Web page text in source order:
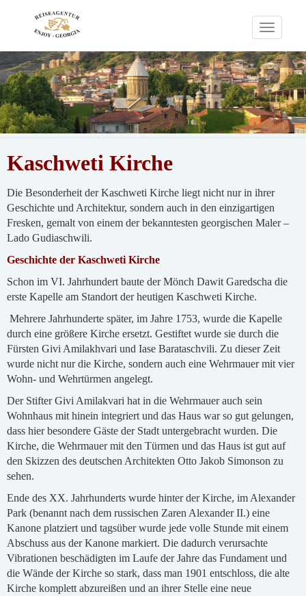
Toggle
Kaschweti Kirche
Die Besonderheit der Kaschweti Kirche liegt nicht nur in ihrer
Geschichte und Architektur, sondern auch in den einzigartigen
Fresken, gemalt von einem der bekanntesten georgischen Maler –
Lado Gudiaschwili.
Geschichte der Kaschweti Kirche
Schon im VI. Jahrhundert baute der Mönch Dawit Garedscha die
erste Kapelle am Standort der heutigen Kaschweti Kirche.
Mehrere Jahrhunderte später, im Jahre 1753, wurde die Kapelle
durch eine größere Kirche ersetzt. Gestiftet wurde sie durch die
Fürsten Givi Amilakhvari und Iase Barataschvili. Zu dieser Zeit
wurde nicht nur die Kirche, sondern auch eine Wehrmauer mit vier
Wohn- und Wehrtürmen angelegt.
Der Stifter Givi Amilakvari hat in die Wehrmauer auch sein
Wohnhaus mit hinein integriert und das Haus war so gut gelungen,
dass hier besondere Gäste der Stadt untergebracht wurden. Die
Kirche, die Wehrmauer mit den Türmen und das Haus ist gut auf
den Skizzen des deutschen Architekten Otto Jakob Simonson zu
sehen.
Ende des XX. Jahrhunderts wurde hinter der Kirche, im Alexander
Park (benannt nach dem russischen Zaren Alexander II.) eine
Kanone platziert und tagsüber wurde jede volle Stunde mit einem
Abschuss aus der Kanone markiert. Die dadurch verursachte
Vibrationen beschädigten im Laufe der Jahre das Fundament und
die Wände der Kirche so stark, dass man 1901 entschloss, die alte
Kirche komplett abzureißen und an ihrer Stelle eine neue